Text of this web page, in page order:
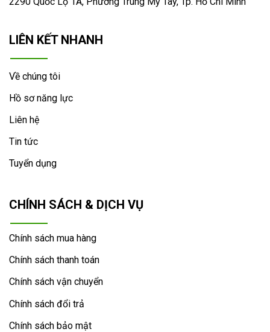
LIÊN KẾT NHANH
Về chúng tôi
Hồ sơ năng lực
Liên hệ
Tin tức
Tuyển dụng
CHÍNH SÁCH & DỊCH VỤ
Chính sách mua hàng
Chính sách thanh toán
Chính sách vận chuyển
Chính sách đổi trả
Chính sách bảo mật